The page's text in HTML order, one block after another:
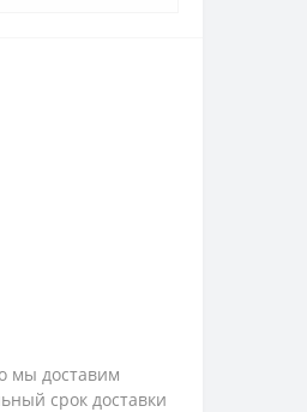
мы доставим
срок доставки